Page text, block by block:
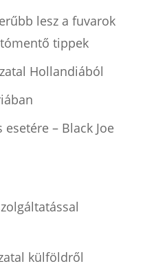
lesz a fuvarok
tippek
Hollandiából
– Black Joe
külföldről